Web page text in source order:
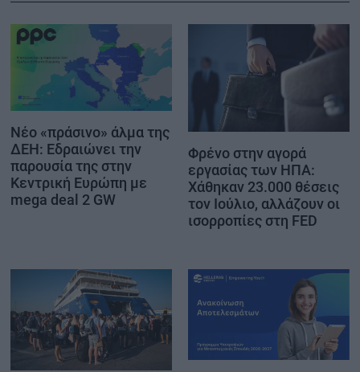
Νέο «πράσινο» άλμα της
ΔΕΗ: Εδραιώνει την
παρουσία της στην
Κεντρική Ευρώπη με
mega deal 2 GW
Φρένο στην αγορά
εργασίας των ΗΠΑ:
Χάθηκαν 23.000 θέσεις
τον Ιούλιο, αλλάζουν οι
ισορροπίες στη FED